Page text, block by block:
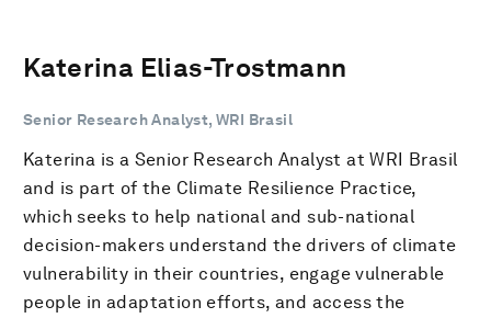
Katerina Elias-Trostmann
Senior Research Analyst, WRI Brasil
Katerina is a Senior Research Analyst at WRI Brasil
and is part of the Climate Resilience Practice,
which seeks to help national and sub-national
decision-makers understand the drivers of climate
vulnerability in their countries, engage vulnerable
people in adaptation efforts, and access the